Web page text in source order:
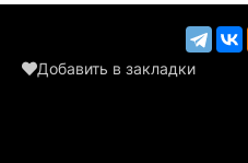
Добавить в закладки